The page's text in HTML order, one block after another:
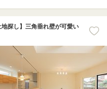
地探し】三角垂れ壁が可愛い